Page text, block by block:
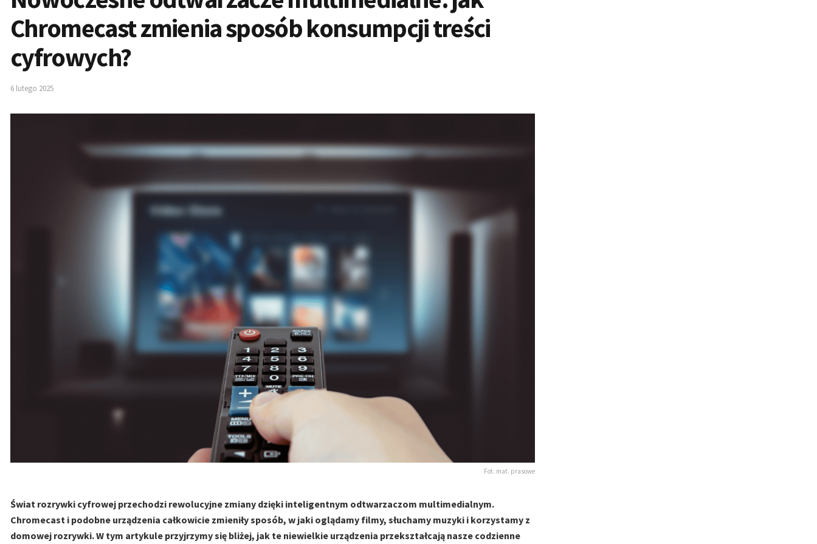
Chromecast zmienia sposób konsumpcji treści
cyfrowych?
6 lutego 2025
Fot. mat. prasowe
Świat rozrywki cyfrowej przechodzi rewolucyjne zmiany dzięki inteligentnym odtwarzaczom multimedialnym.
Chromecast i podobne urządzenia całkowicie zmieniły sposób, w jaki oglądamy filmy, słuchamy muzyki i korzystamy z
domowej rozrywki. W tym artykule przyjrzymy się bliżej, jak te niewielkie urządzenia przekształcają nasze codzienne